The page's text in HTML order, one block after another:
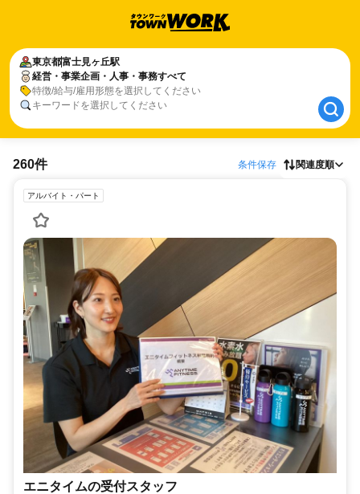
東京都富士見ヶ丘駅
経営・事業企画・人事・事務すべて
特徴/給与/雇用形態を選択してください
キーワードを選択してください
東京都富士見ヶ丘駅
経営・事業企画・人事・事務すべて
260件 条件保存 関連度順
アルバイト・パート
エニタイムの受付スタッフ